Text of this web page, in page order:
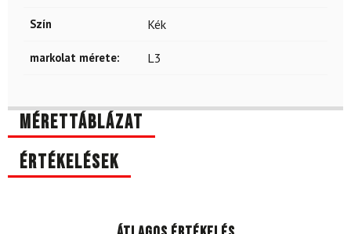
Szín Kék
markolat mérete: L3
Mérettáblázat
Értékelések